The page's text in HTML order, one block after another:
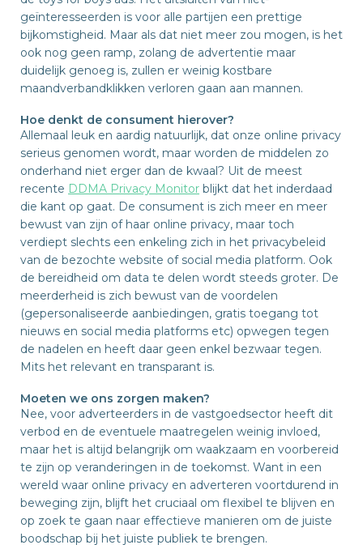
geïnteresseerden is voor alle partijen een prettige
bijkomstigheid. Maar als dat niet meer zou mogen, is het
ook nog geen ramp, zolang de advertentie maar
duidelijk genoeg is, zullen er weinig kostbare
maandverbandklikken verloren gaan aan mannen.
Hoe denkt de consument hierover?
Allemaal leuk en aardig natuurlijk, dat onze online privacy
serieus genomen wordt, maar worden de middelen zo
onderhand niet erger dan de kwaal? Uit de meest
recente DDMA Privacy Monitor blijkt dat het inderdaad
die kant op gaat. De consument is zich meer en meer
bewust van zijn of haar online privacy, maar toch
verdiept slechts een enkeling zich in het privacybeleid
van de bezochte website of social media platform. Ook
de bereidheid om data te delen wordt steeds groter. De
meerderheid is zich bewust van de voordelen
(gepersonaliseerde aanbiedingen, gratis toegang tot
nieuws en social media platforms etc) opwegen tegen
de nadelen en heeft daar geen enkel bezwaar tegen.
Mits het relevant en transparant is.
Moeten we ons zorgen maken?
Nee, voor adverteerders in de vastgoedsector heeft dit
verbod en de eventuele maatregelen weinig invloed,
maar het is altijd belangrijk om waakzaam en voorbereid
te zijn op veranderingen in de toekomst. Want in een
wereld waar online privacy en adverteren voortdurend in
beweging zijn, blijft het cruciaal om flexibel te blijven en
op zoek te gaan naar effectieve manieren om de juiste
boodschap bij het juiste publiek te brengen.